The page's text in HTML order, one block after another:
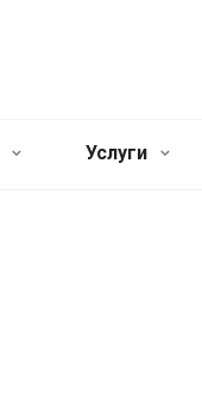
Услуги